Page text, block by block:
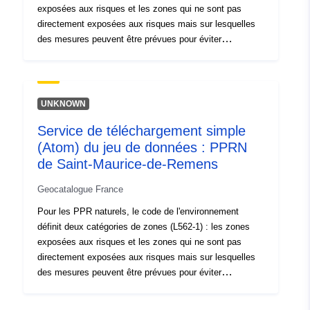
exposées aux risques et les zones qui ne sont pas
directement exposées aux risques mais sur lesquelles
des mesures peuvent être prévues pour éviter
règlements distinguent généralement trois types de
zones : 1- les « zones d'interdiction de construire »,
et que la règle générale est l'interdiction de construire ;
2- les « zones soumises à prescriptions », dites « zones
bleues », lorsque le niveau d'aléa est moyen et que les
type d'enjeu ; 3- les zones non directement exposées
aux risques mais où des constructions, des ouvrages,
des aménagements ou des exploitations agricoles,
forestières, artisanales, commerciales ou industrielles
pourraient aggraver des risques ou en provoquer de
nouveaux, soumises à interdictions ou prescriptions (cf.
UNKNOWN
Service de téléchargement simple
(Atom) du jeu de données : PPRN
de Saint-Maurice-de-Remens
Geocatalogue France
Pour les PPR naturels, le code de l'environnement
définit deux catégories de zones (L562-1) : les zones
exposées aux risques et les zones qui ne sont pas
directement exposées aux risques mais sur lesquelles
des mesures peuvent être prévues pour éviter